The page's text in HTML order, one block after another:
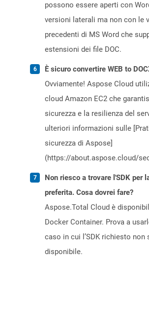
possono essere aperti con
versioni laterali ma non con le
precedenti di MS Word che
estensioni dei file DOC.
È sicuro convertire WEB to
Ovviamente! Aspose Cloud
cloud Amazon EC2 che
sicurezza e la resilienza del
ulteriori informazioni sulle
sicurezza di Aspose]
(https://about.aspose.cloud/
Non riesco a trovare l'SDK per
preferita. Cosa dovrei fare?
Aspose.Total Cloud è
Docker Container. Prova a
caso in cui l’SDK richiesto non
disponibile.